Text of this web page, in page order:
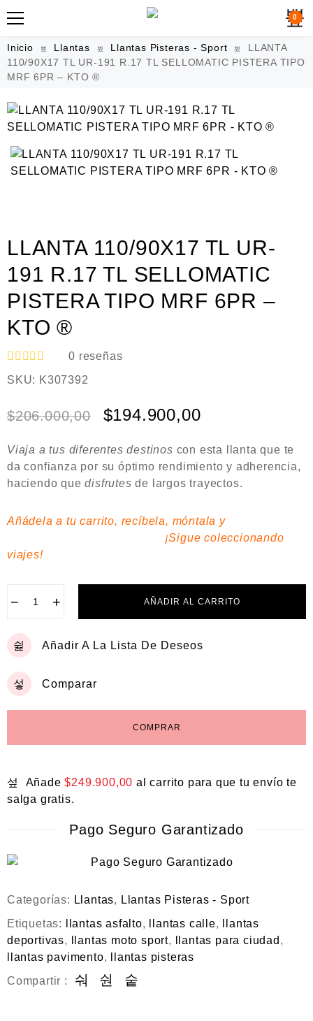
0
Inicio Llantas Llantas Pisteras - Sport
LLANTA
110/90X17 TL UR-191 R.17 TL SELLOMATIC PISTERA TIPO
MRF 6PR – KTO ®
LLANTA 110/90X17 TL UR-
191 R.17 TL SELLOMATIC
PISTERA TIPO MRF 6PR –
KTO ®
V
a
r
o
e
n
0
5
0 reseñas
SKU: K307392
$206.000,00 $194.900,00
Viaja a tus diferentes destinos con esta llanta que te
daconfianza por suóptimo rendimiento y adherencia,
haciendo quedisfrutes de largos trayectos.
Añádela a tu carrito, recíbela, móntala y
¡Sigue coleccionando
viajes!
− + AÑADIR AL CARRITO
Añadir A La Lista De Deseos
Comparar
COMPRAR
Añade$249.900,00 al carrito para que tu envío te
salga gratis.
Pago Seguro Garantizado
Categorías: Llantas, Llantas Pisteras - Sport
Etiquetas:
llantas asfalto, llantas calle,
llantas
deportivas, llantas moto sport, llantas para ciudad ,
llantas pavimento,
llantas pisteras
Compartir :